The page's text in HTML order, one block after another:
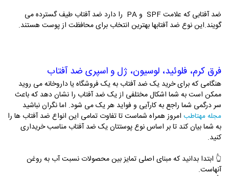
ضد آفتابی که علامت SPF و PA را دارد ضد آفتاب طیف گسترده می
گویند.این نوع ضد آفتابها بهترین انتخاب برای محافظت از پوست هستند.
فرق کرم، فلوئید، لوسیون، ژل و اسپری ضد آفتاب
هنگامی که برای خرید یک ضد آفتاب به یک فروشگاه یا داروخانه می روید
ممکن است به شما اشکال مختلفی از یک ضد آفتاب را نشان دهد که باعث
سر درگمی شما راجع به کارآیی و فواید هر یک می شود. اما نگران نباشید
مجله مهتاطب امروز همراه شماست تا تفاوت تمامی این انواع ضد آفتاب ها را
به شما بیان کند تا بر اساس نوع پوستتان یک ضد آفتاب مناسب خریداری
کنید.
👆 ابتدا بدانید که مبنای اصلی تمایز بین محصولات نسبت آب به روغن
آنهاست.